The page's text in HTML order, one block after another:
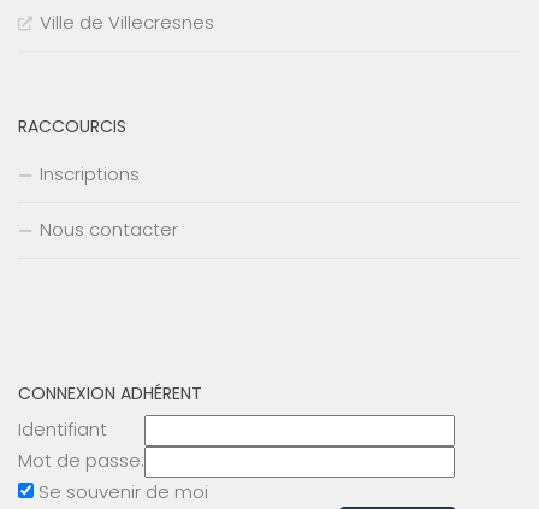
Ville de Villecresnes
RACCOURCIS
Inscriptions
Nous contacter
CONNEXION ADHÉRENT
Identifiant
Mot de passe:
Se souvenir de moi